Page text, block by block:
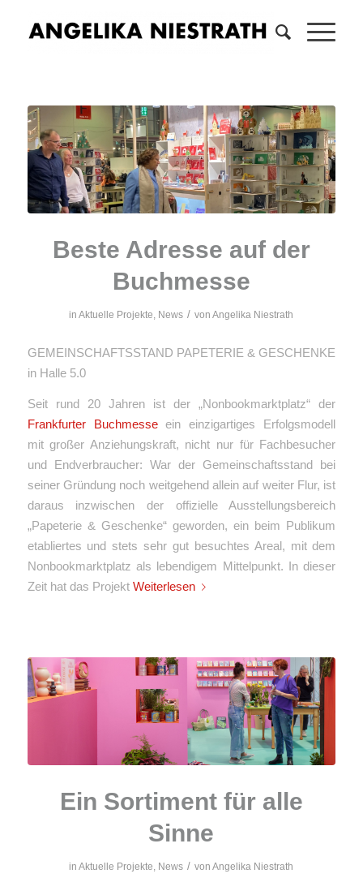
Beste Adresse auf der
Buchmesse
inAktuelle Projekte, News / vonAngelika Niestrath
GEMEINSCHAFTSSTAND PAPETERIE & GESCHENKE
in Halle 5.0
Seit rund 20 Jahren ist der „Nonbookmarktplatz“ der
Frankfurter Buchmesseein einzigartiges Erfolgsmodell
mit großer Anziehungskraft, nicht nur für Fachbesucher
und Endverbraucher: War der Gemeinschaftsstand bei
seiner Gründung noch weitgehend allein auf weiter Flur, ist
daraus inzwischen der offizielle Ausstellungsbereich
„Papeterie & Geschenke“ geworden, ein beim Publikum
etabliertes und stets sehr gut besuchtes Areal, mit dem
Nonbookmarktplatz als lebendigem Mittelpunkt. In dieser
Zeit hat das Projekt Weiterlesen
Ein Sortiment für alle
Sinne
inAktuelle Projekte, News / vonAngelika Niestrath